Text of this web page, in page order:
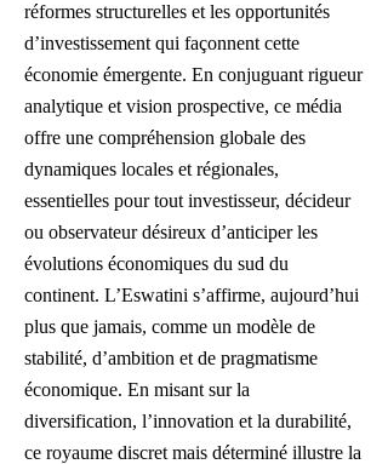
réformes structurelles et les opportunités
d’investissement qui façonnent cette
économie émergente. En conjuguant rigueur
analytique et vision prospective, ce média
offre une compréhension globale des
dynamiques locales et régionales,
essentielles pour tout investisseur, décideur
ou observateur désireux d’anticiper les
évolutions économiques du sud du
continent. L’Eswatini s’affirme, aujourd’hui
plus que jamais, comme un modèle de
stabilité, d’ambition et de pragmatisme
économique. En misant sur la
diversification, l’innovation et la durabilité,
ce royaume discret mais déterminé illustre la